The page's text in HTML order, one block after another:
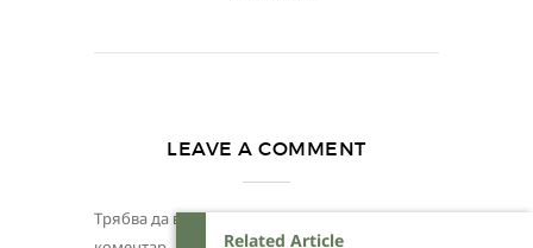
Related Article
LEAVE A COMMENT
Трябва да влезете, за да публикувате